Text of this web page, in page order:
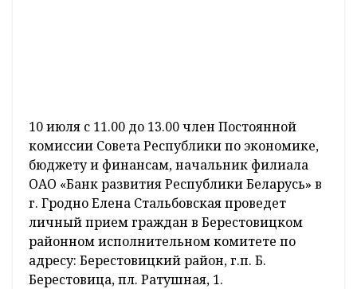
10 июля с 11.00 до 13.00 член Постоянной
комиссии Совета Республики по экономике,
бюджету и финансам, начальник филиала
ОАО «Банк развития Республики Беларусь» в
г. Гродно Елена Стальбовская проведет
личный прием граждан в Берестовицком
районном исполнительном комитете по
адресу: Берестовицкий район, г.п. Б.
Берестовица, пл. Ратушная, 1.